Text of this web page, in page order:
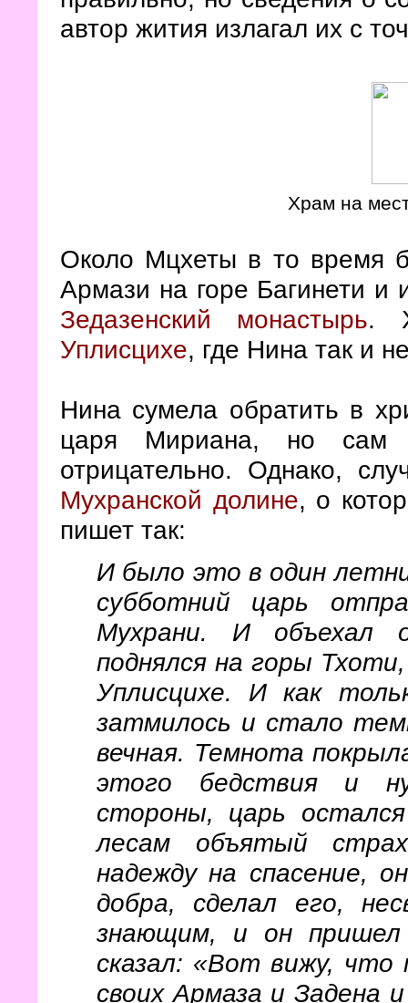
автор жития излагал их с
Храм на
Около Мцхеты в то время
Армази на горе Багинети и
Зедазенский монастырь.
Уплисцихе, где Нина так и
Нина сумела обратить в
царя Мириана, но сам
отрицательно. Однако,
Мухранской долине, о
пишет так:
И было это в один
субботний царь
Мухрани. И объехал
поднялся на горы
Уплисцихе. И как
затмилось и стало
вечная. Темнота
этого бедствия и
стороны, царь
лесам объятый
надежду на спасение,
добра, сделал его,
знающим, и он
сказал: «Вот вижу, что
своих Армаза и Задена